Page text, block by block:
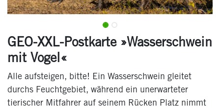
GEO-XXL-Postkarte »Wasserschwein
mit Vogel«
Alle aufsteigen, bitte! Ein Wasserschwein gleitet
durchs Feuchtgebiet, während ein unerwarteter
tierischer Mitfahrer auf seinem Rücken Platz nimmt